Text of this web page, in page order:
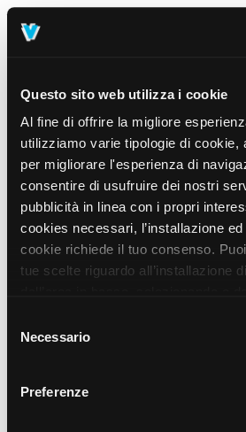
Questo sito web utilizza i cookie
Al fine di offrire la migliore
utilizziamo varie tipologie di cookie,
per migliorare l'esperienza di
consentire di usufruire dei nostri
pubblicità in linea con i propri
cookies necessari, l’installazione
cookie richiede il tuo consenso.
tue scelte riguardo all’installazione
prosegui” o decidere di accettare
sul pulsante “Accetta tutti i
unicamente i cookie necessari alla
delNecessario
Preferenze
404